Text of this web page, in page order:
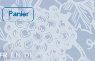
Panier
FR EN DE